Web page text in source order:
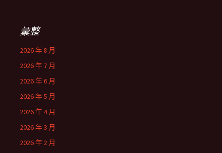
彙整
2026 年 8 月
2026 年 7 月
2026 年 6 月
2026 年 5 月
2026 年 4 月
2026 年 3 月
2026 年 2 月